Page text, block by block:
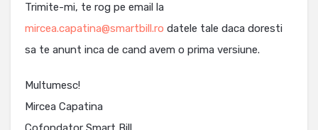
Trimite-mi, te rog pe email la
mircea.capatina@smartbill.ro datele tale daca doresti
sa te anunt inca de cand avem o prima versiune.
Multumesc!
Mircea Capatina